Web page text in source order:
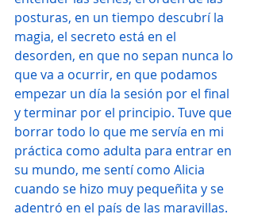
posturas, en un tiempo descubrí la
magia, el secreto está en el
desorden, en que no sepan nunca lo
que va a ocurrir, en que podamos
empezar un día la sesión por el final
y terminar por el principio. Tuve que
borrar todo lo que me servía en mi
práctica como adulta para entrar en
su mundo, me sentí como Alicia
cuando se hizo muy pequeñita y se
adentró en el país de las maravillas.